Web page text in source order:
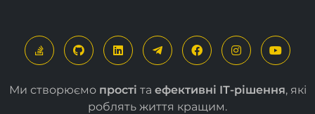
Ми створюємо прості та ефективні ІТ-рішення, які
роблять життя кращим.